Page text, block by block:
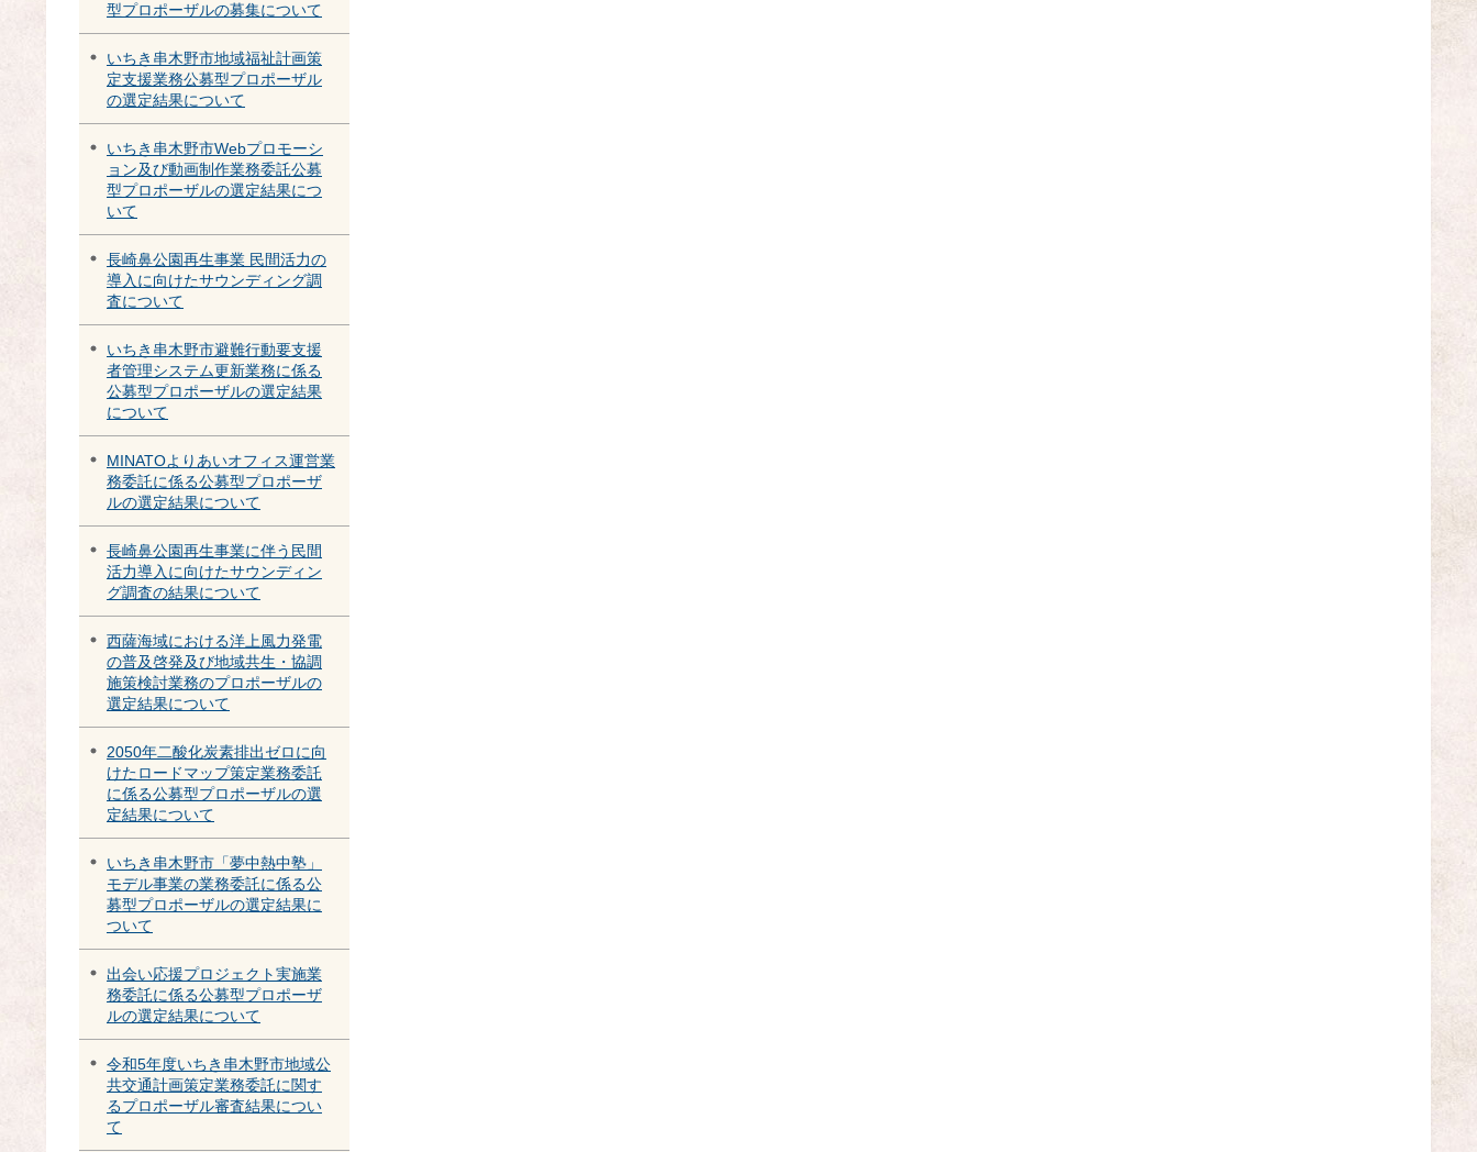
型プロポーザルの募集について
いちき串木野市地域福祉計画策
定支援業務公募型プロポーザル
の選定結果について
いちき串木野市Webプロモーシ
ョン及び動画制作業務委託公募
型プロポーザルの選定結果につ
いて
長崎鼻公園再生事業 民間活力の
導入に向けたサウンディング調
査について
いちき串木野市避難行動要支援
者管理システム更新業務に係る
公募型プロポーザルの選定結果
について
MINATOよりあいオフィス運営業
務委託に係る公募型プロポーザ
ルの選定結果について
長崎鼻公園再生事業に伴う民間
活力導入に向けたサウンディン
グ調査の結果について
西薩海域における洋上風力発電
の普及啓発及び地域共生・協調
施策検討業務のプロポーザルの
選定結果について
2050年二酸化炭素排出ゼロに向
けたロードマップ策定業務委託
に係る公募型プロポーザルの選
定結果について
いちき串木野市「夢中熱中塾」
モデル事業の業務委託に係る公
募型プロポーザルの選定結果に
ついて
出会い応援プロジェクト実施業
務委託に係る公募型プロポーザ
ルの選定結果について
令和5年度いちき串木野市地域公
共交通計画策定業務委託に関す
るプロポーザル審査結果につい
て